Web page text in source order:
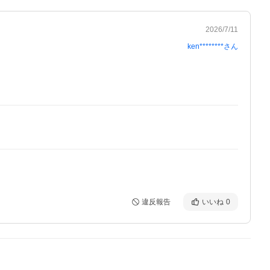
2026/7/11
ken********さん
違反報告 いいね 0